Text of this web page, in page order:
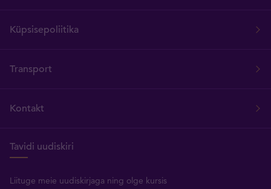
Küpsisepoliitika
Transport
Kontakt
Tavidi uudiskiri
Liituge meie uudiskirjaga ning olge kursis